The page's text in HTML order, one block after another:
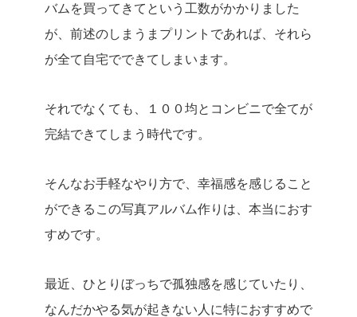
バムを買ってきてという工数がかかりました
が、前述のしまうまプリントであれば、それら
が全て自宅でできてしまいます。
それでなくても、１００均とコンビニで全てが
完結できてしまう時代です。
そんなお手軽なやり方で、幸福感を感じること
ができるこの写真アルバム作りは、本当におす
すめです。
最近、ひとりぼっちで孤独感を感じていたり、
なんだかやる気が起きない人に特におすすめで